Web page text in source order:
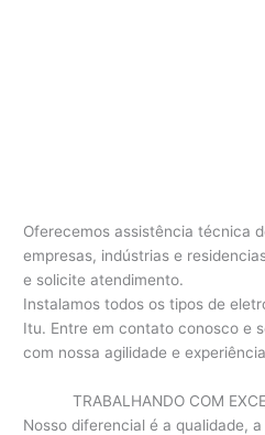
Oferecemos assistência técnica
empresas, indústrias e
e solicite atendimento.
Instalamos todos os tipos de
Itu. Entre em contato conosco e
com nossa agilidade e
TRABALHANDO COM
Nosso diferencial é a qualidade,